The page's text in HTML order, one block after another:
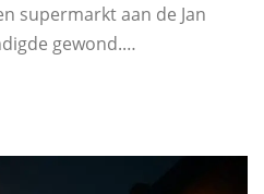
supermarkt aan de Jan
gewond.…